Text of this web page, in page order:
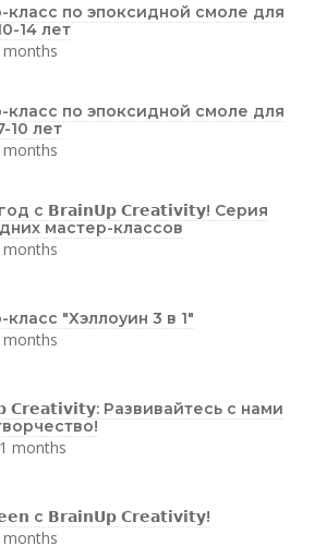
класс по эпоксидной смоле для
14 лет
months
класс по эпоксидной смоле для
10 лет
months
с 𝗕𝗿𝗮𝗶𝗻𝗨𝗽 𝗖𝗿𝗲𝗮𝘁𝗶𝘃𝗶𝘁𝘆! Серия
мастер-классов
months
"Хэллоуин 3 в 1"
months
𝗖𝗿𝗲𝗮𝘁𝗶𝘃𝗶𝘁𝘆: Развивайтесь с нами
months
с 𝗕𝗿𝗮𝗶𝗻𝗨𝗽 𝗖𝗿𝗲𝗮𝘁𝗶𝘃𝗶𝘁𝘆!
months